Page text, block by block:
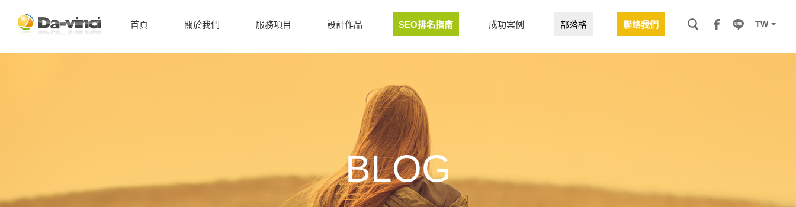
TW
首頁 關於我們 服務項目 設計作品 SEO排名指南 成功案例 部落格 聯絡我們
BLOG